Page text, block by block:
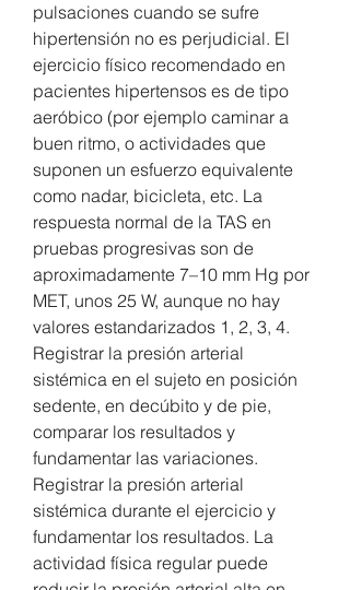
pulsaciones cuando se sufre
hipertensión no es perjudicial. El
ejercicio físico recomendado en
pacientes hipertensos es de tipo
aeróbico (por ejemplo caminar a
buen ritmo, o actividades que
suponen un esfuerzo equivalente
como nadar, bicicleta, etc. La
respuesta normal de la TAS en
pruebas progresivas son de
aproximadamente 7–10 mm Hg por
MET, unos 25 W, aunque no hay
valores estandarizados 1, 2, 3, 4.
Registrar la presión arterial
sistémica en el sujeto en posición
sedente, en decúbito y de pie,
comparar los resultados y
fundamentar las variaciones.
Registrar la presión arterial
sistémica durante el ejercicio y
fundamentar los resultados. La
actividad física regular puede